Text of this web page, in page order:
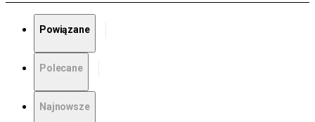
Powiązane
Polecane
Najnowsze